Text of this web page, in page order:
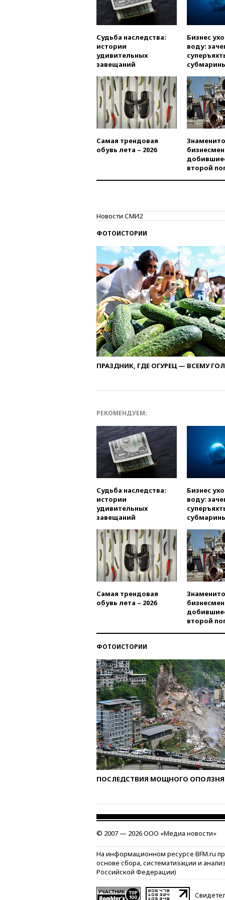
Судьба наследства:
истории
удивительных
завещаний
Бизнес
воду:
Самая трендовая
обувь лета – 2026
второй
Новости СМИ2
ФОТОИСТОРИИ
ПРАЗДНИК, ГДЕ ОГУРЕЦ — ВСЕМУ
РЕКОМЕНДУЕМ:
Судьба наследства:
истории
удивительных
завещаний
Бизнес
воду:
Самая трендовая
обувь лета – 2026
второй
ФОТОИСТОРИИ
ПОСЛЕДСТВИЯ МОЩНОГО ОПОЛЗНЯ
© 2007 — 2026 ООО «Медиа новости»
На информационном ресурсе BFM.ru
основе сбора, систематизации и
Российской Федерации)